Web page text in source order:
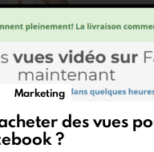
Marketing
des vues
?